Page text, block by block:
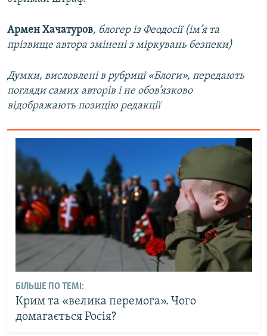
Армен Хачатуров, блогер із Феодосії (ім’я та
прізвище автора змінені з міркувань безпеки)
Думки, висловлені в рубриці «Блоги», передають
погляди самих авторів і не обов’язково
відображають позицію редакції
БІЛЬШЕ ПО ТЕМІ:
Крим та «велика перемога». Чого
домагається Росія?